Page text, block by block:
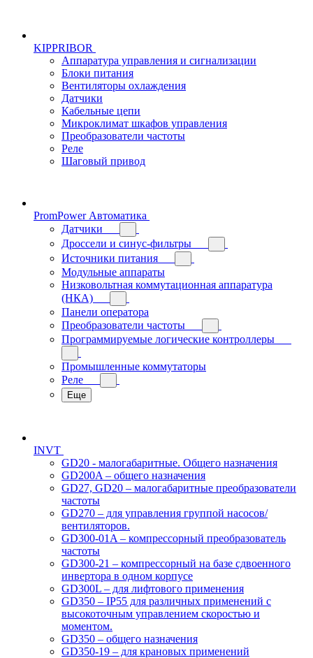
KIPPRIBOR
Аппаратура управления и сигнализации
Блоки питания
Вентиляторы охлаждения
Датчики
Кабельные цепи
Микроклимат шкафов управления
Преобразователи частоты
Реле
Шаговый привод
PromPower Автоматика
Датчики
Дроссели и синус-фильтры
Источники питания
Модульные аппараты
Низковольтная коммутационная аппаратура
(НКА)
Панели оператора
Преобразователи частоты
Программируемые логические контроллеры
Промышленные коммутаторы
Реле
Еще
INVT
GD20 - малогабаритные. Общего назначения
GD200A – общего назначения
GD27, GD20 – малогабаритные преобразователи
частоты
GD270 – для управления группой насосов/
вентиляторов.
GD300-01A – компрессорный преобразователь
частоты
GD300-21 – компрессорный на базе сдвоенного
инвертора в одном корпусе
GD300L – для лифтового применения
GD350 – IP55 для различных применений с
высокоточным управлением скоростью и
моментом.
GD350 – общего назначения
GD350-19 – для крановых применений